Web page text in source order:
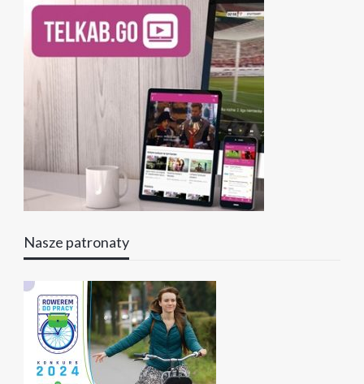
Nasze patronaty